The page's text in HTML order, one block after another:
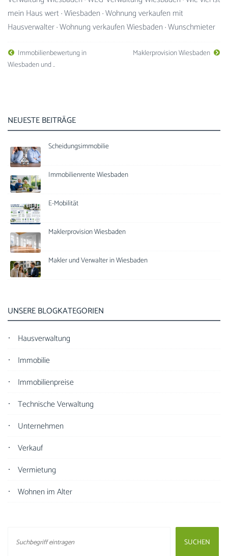
mein Haus wert·Wiesbaden·Wohnung verkaufen mit
Hausverwalter·Wohnung verkaufen Wiesbaden·Wunschmieter
Immobilienbewertung in
Wiesbaden und ..
Maklerprovision Wiesbaden
NEUESTE BEITRÄGE
Scheidungsimmobilie
Immobilienrente Wiesbaden
E-Mobilität
Maklerprovision Wiesbaden
Makler und Verwalter in Wiesbaden
UNSERE BLOGKATEGORIEN
Hausverwaltung
Immobilie
Immobilienpreise
Technische Verwaltung
Unternehmen
Verkauf
Vermietung
Wohnen im Alter